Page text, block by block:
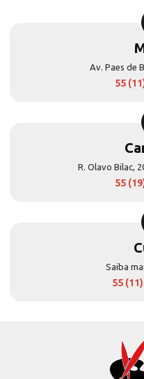
Av. Paes de
55
R. Olavo Bilac,
55
Saiba
55